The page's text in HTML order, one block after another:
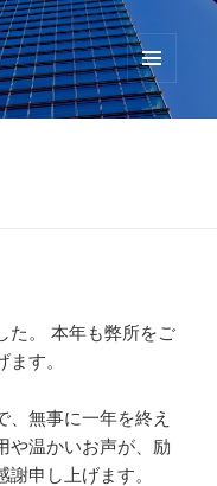
メニュ
ーとウ
た。 本年も弊所をご
す。
、無事に一年を終え
や温かいお声が、励
申し上げます。